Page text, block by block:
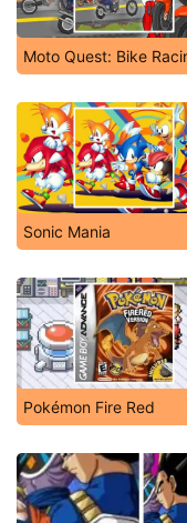
Moto Quest: Bike
Sonic Mania
Pokémon Fire Red